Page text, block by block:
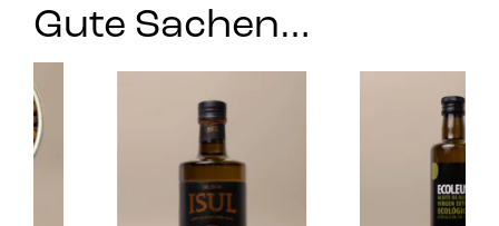
Gute Sachen…